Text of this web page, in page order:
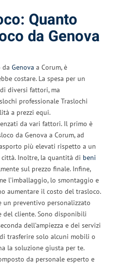
Quanto
da Genova
da Genova a Corum, è
costare. La spesa per un
diversi fattori, ma
professionale Traslochi
a prezzi equi.
da vari fattori. Il primo è
da Genova a Corum, ad
più elevati rispetto a un
Inoltre, la quantità di beni
sul prezzo finale. Infine,
l’imballaggio, lo smontaggio e
aumentare il costo del trasloco.
un preventivo personalizzato
del cliente. Sono disponibili
dell’ampiezza e dei servizi
trasferire solo alcuni mobili o
la soluzione giusta per te.
da personale esperto e